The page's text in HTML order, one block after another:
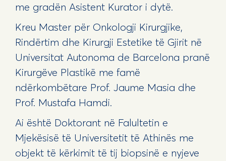
me gradën Asistent Kurator i dytë.
Kreu Master për Onkologji Kirurgjike,
Rindërtim dhe Kirurgji Estetike të Gjirit në
Universitat Autonoma de Barcelona pranë
Kirurgëve Plastikë me famë
ndërkombëtare Prof. Jaume Masia dhe
Prof. Mustafa Hamdi.
Ai është Doktorant në Falultetin e
Mjekësisë të Universitetit të Athinës me
objekt të kërkimit të tij biopsinë e nyjeve